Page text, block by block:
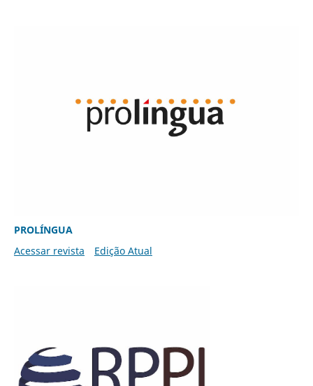
PROLÍNGUA
Acessar revista
Edição Atual